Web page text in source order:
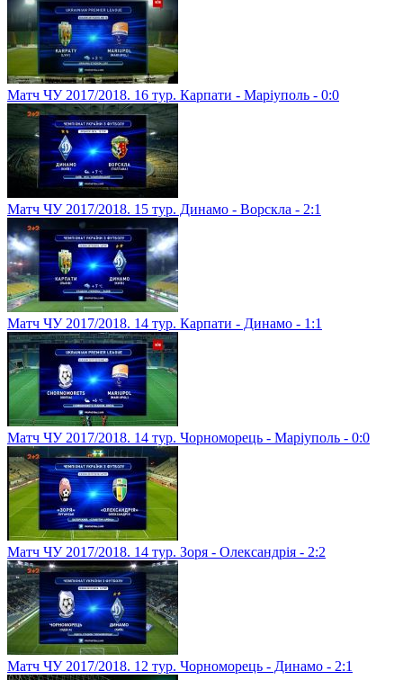
Матч ЧУ 2017/2018. 16 тур. Карпати - Маріуполь - 0:0
Матч ЧУ 2017/2018. 15 тур. Динамо - Ворскла - 2:1
Матч ЧУ 2017/2018. 14 тур. Карпати - Динамо - 1:1
Матч ЧУ 2017/2018. 14 тур. Чорноморець - Маріуполь - 0:0
Матч ЧУ 2017/2018. 14 тур. Зоря - Олександрія - 2:2
Матч ЧУ 2017/2018. 12 тур. Чорноморець - Динамо - 2:1